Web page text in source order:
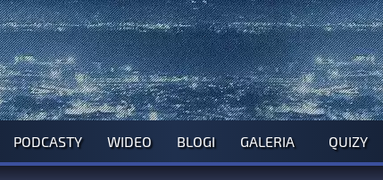
PODCASTY WIDEO BLOGI GALERIA QUIZY
NA NAJBLIŻSZY TYDZIEŃ